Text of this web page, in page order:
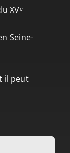
XVᵉ
Seine-
il peut